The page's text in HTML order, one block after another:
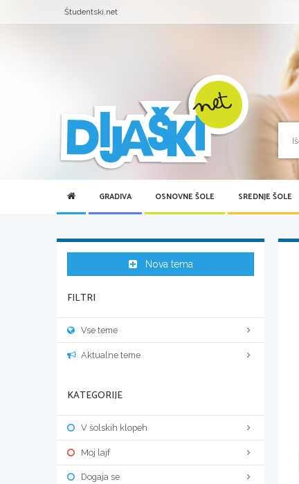
Študentski.net
GRADIVA OSNOVNE ŠOLE SREDNJE ŠOLE
Nova tema
FILTRI
Vse teme
Aktualne teme
KATEGORIJE
V šolskih klopeh
Moj lajf
Dogaja se